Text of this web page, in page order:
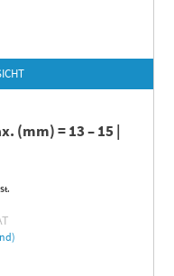
(mm) = 13 – 15 |